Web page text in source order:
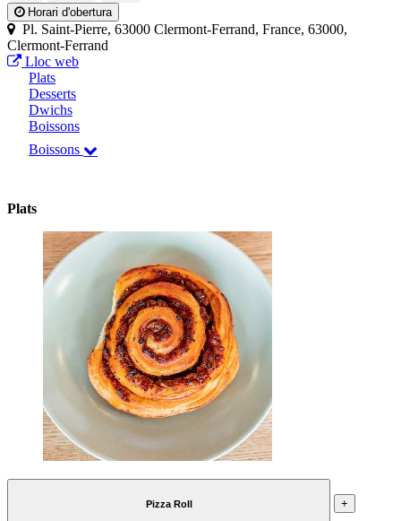
Horari d'obertura
Pl. Saint-Pierre, 63000 Clermont-Ferrand, France, 63000,
Clermont-Ferrand
Lloc web
Plats
Desserts
Dwichs
Boissons
Boissons
Plats
Pizza Roll +